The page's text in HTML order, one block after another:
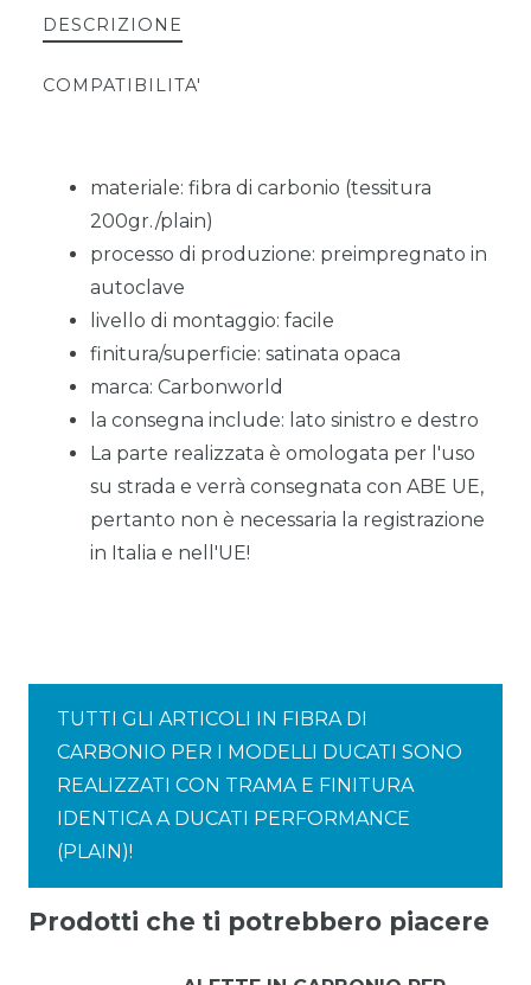
DESCRIZIONE
COMPATIBILITA'
materiale: fibra di carbonio (tessitura
200gr./plain)
processo di produzione: preimpregnato in
autoclave
livello di montaggio: facile
finitura/superficie: satinata opaca
marca: Carbonworld
la consegna include: lato sinistro e destro
La parte realizzata è omologata per l'uso
su strada e verrà consegnata con ABE UE,
pertanto non è necessaria la registrazione
in Italia e nell'UE!
TUTTI GLI ARTICOLI IN FIBRA DI
CARBONIO PER I MODELLI DUCATI SONO
REALIZZATI CON TRAMA E FINITURA
IDENTICA A DUCATI PERFORMANCE
(PLAIN)!
Prodotti che ti potrebbero piacere